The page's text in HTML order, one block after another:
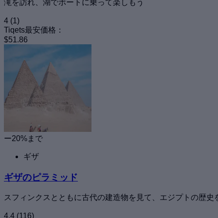
滝を訪れ、湖でボートに乗って楽しもう
4 (1)
Tiqets最安価格：
$51.86
ー20%まで
ギザ
ギザのピラミッド
スフィンクスとともに古代の建造物を見て、エジプトの歴史
4.4 (116)